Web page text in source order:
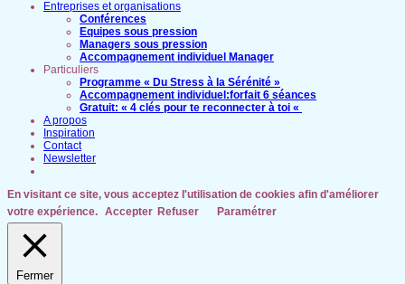
Entreprises et organisations
Conférences
Equipes sous pression
Managers sous pression
Accompagnement individuel Manager
Particuliers
Programme « Du Stress à la Sérénité »
Accompagnement individuel:forfait 6 séances
Gratuit: « 4 clés pour te reconnecter à toi «
A propos
Inspiration
Contact
Newsletter
En visitant ce site, vous acceptez l'utilisation de cookies afin d'améliorer
votre expérience. Accepter Refuser Paramétrer
Fermer